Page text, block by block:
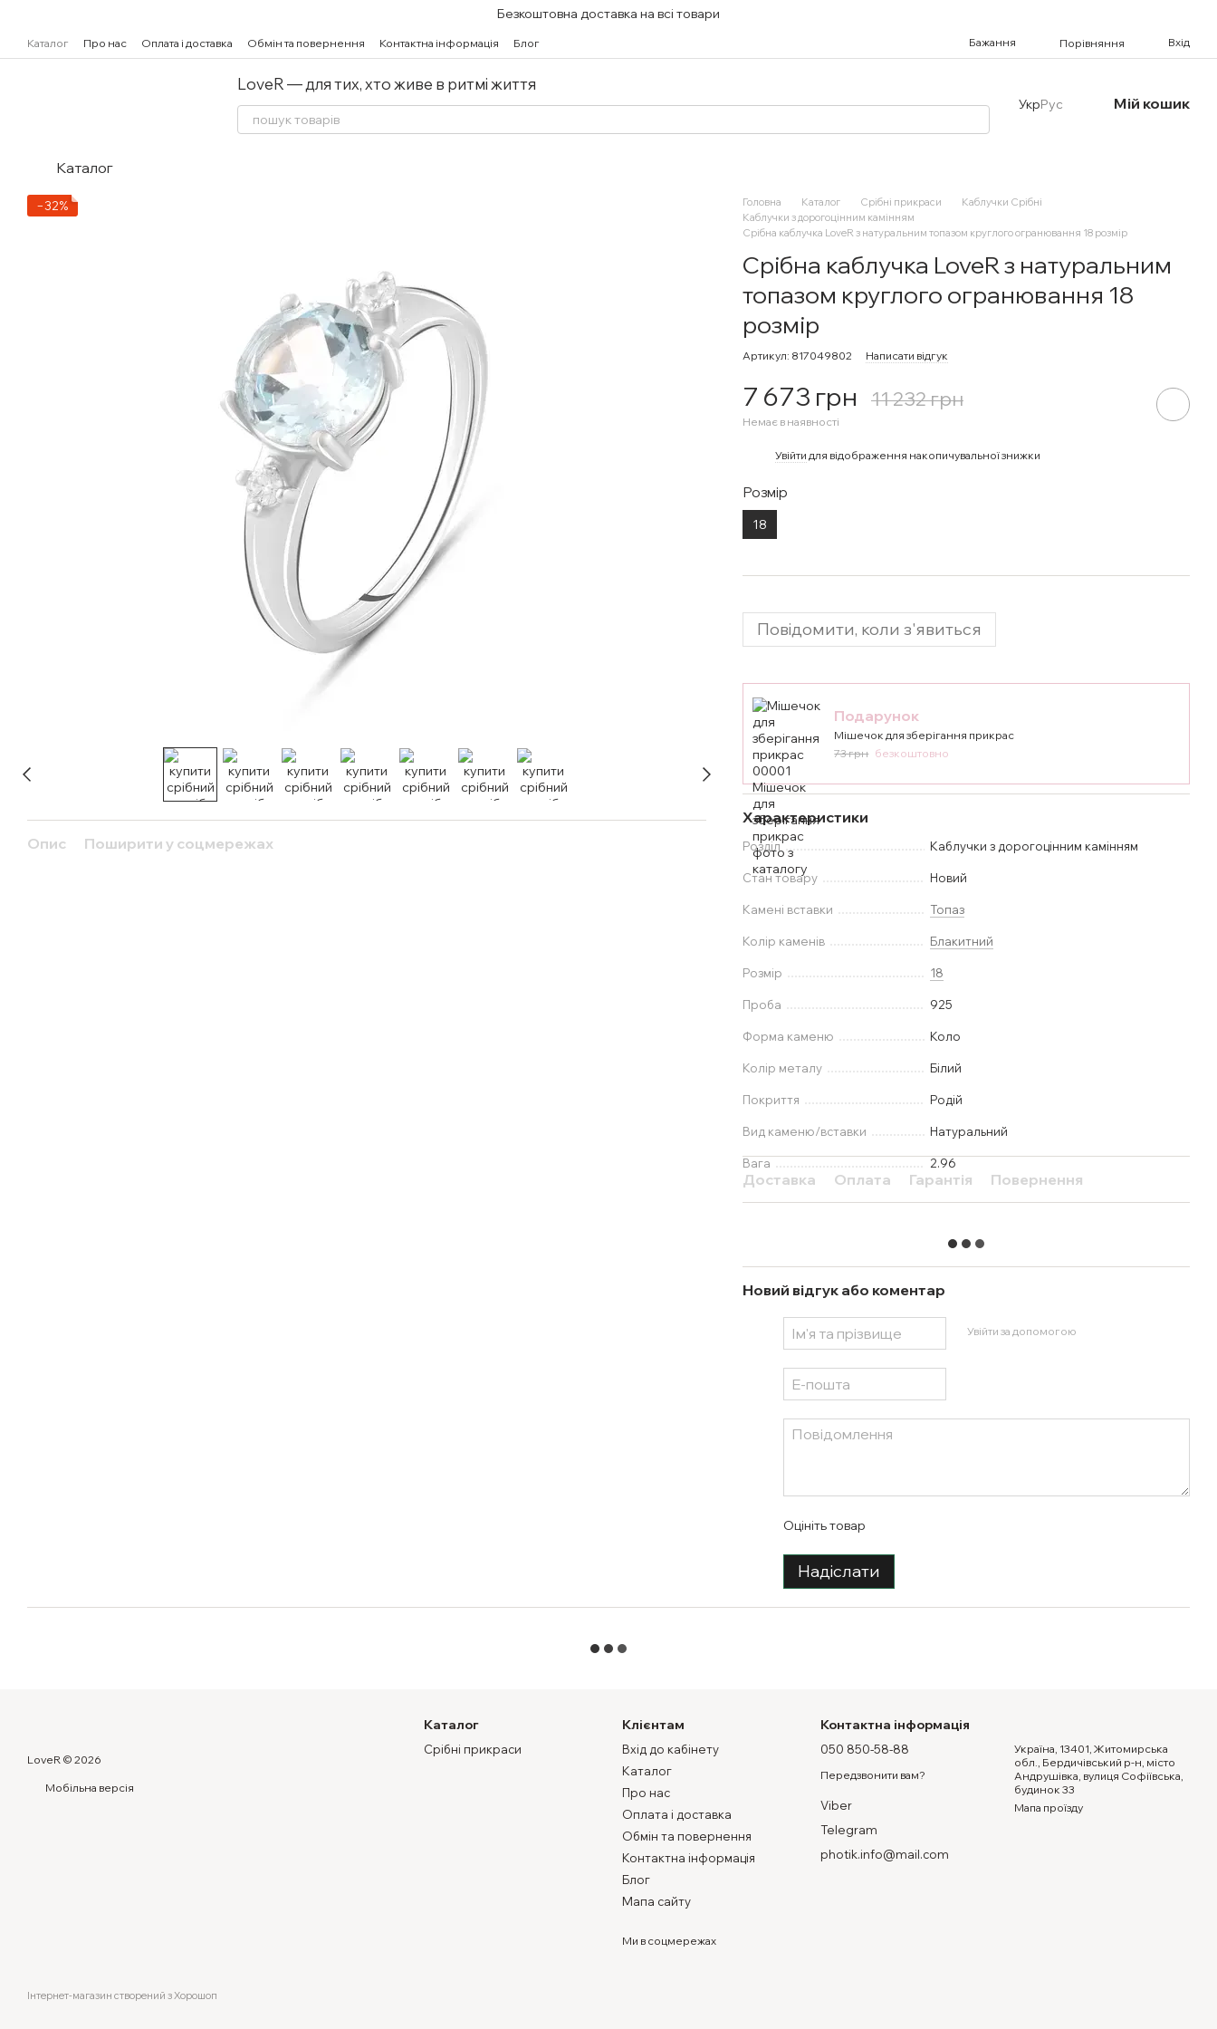
Безкоштовна доставка на всі товари
Каталог Про нас Оплата і доставка Обмін та повернення Контактна інформація Блог Бажання Порівняння Вхід
LoveR — для тих, хто живе в ритмі життя
УкрРус Мій кошик
Каталог
−32%
Опис Поширити у соцмережах
Головна Каталог Срібні прикраси
Каблучки Срібні
Каблучки з дорогоцінним камінням
Срібна каблучка LoveR з натуральним топазом круглого огранювання 18 розмір
Срібна каблучка LoveR з натуральним
топазом круглого огранювання 18
розмір
Артикул: 817049802 Написати відгук
7 673 грн 11 232 грн
Немає в наявності
Увійти для відображення накопичувальної знижки
Розмір
18
Повідомити, коли з'явиться
Подарунок
Мішечок для зберігання прикрас
73 грн безкоштовно
Характеристики
Розділ Каблучки з дорогоцінним камінням
Стан товару Новий
Камені вставки Топаз
Колір каменів Блакитний
Розмір 18
Проба 925
Форма каменю Коло
Колір металу Білий
Покриття Родій
Вид каменю/вставки Натуральний
Вага 2.96
Доставка Оплата Гарантія Повернення
Новий відгук або коментар
Увійти за допомогою
Оцініть товар
Надіслати
LoveR © 2026
Мобільна версія
Інтернет-магазин створений з Хорошоп
Каталог
Срібні прикраси
Клієнтам
Вхід до кабінету
Каталог
Про нас
Оплата і доставка
Обмін та повернення
Контактна інформація
Блог
Мапа сайту
Ми в соцмережах
Контактна інформація
050 850-58-88
Передзвонити вам?
Viber
Telegram
photik.info@mail.com
Україна, 13401, Житомирська
обл., Бердичівський р-н, місто
Андрушівка, вулиця Софіївська,
будинок 33
Мапа проїзду